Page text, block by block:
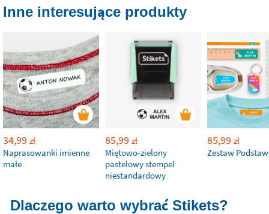
Inne interesujące produkty
34,99 zł
Naprasowanki imienne
małe
85,99 zł
Miętowo-zielony
pastelowy stempel
niestandardowy
85,99 zł
Zestaw
Dlaczego warto wybrać Stikets?